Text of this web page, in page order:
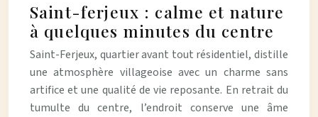
Saint-ferjeux : calme et nature
à quelques minutes du centre
Saint-Ferjeux, quartier avant tout résidentiel, distille
une atmosphère villageoise avec un charme sans
artifice et une qualité de vie reposante. En retrait du
tumulte du centre, l’endroit conserve une âme